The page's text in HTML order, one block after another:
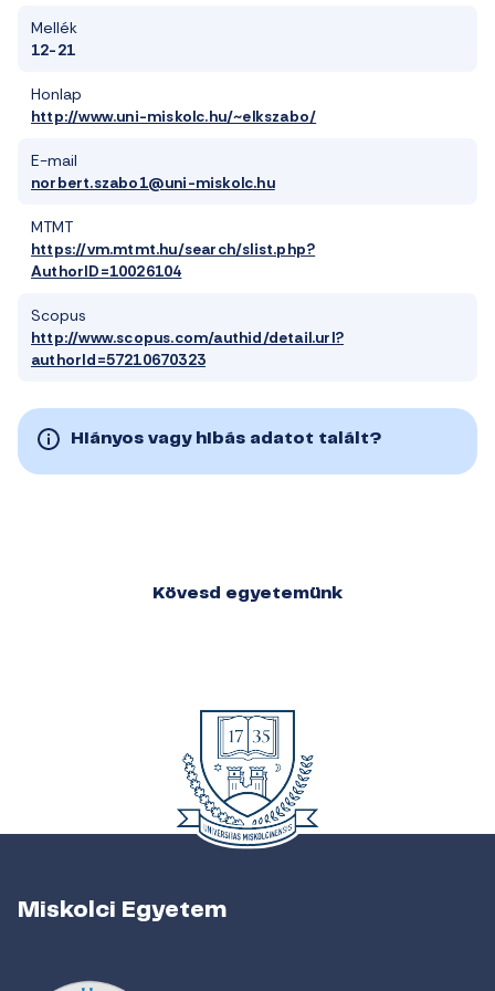
Mellék
12-21
Honlap
http://www.uni-miskolc.hu/~elkszabo/
E-mail
norbert.szabo1@uni-miskolc.hu
MTMT
https://vm.mtmt.hu/search/slist.php?
AuthorID=10026104
Scopus
http://www.scopus.com/authid/detail.url?
authorId=57210670323
Hiányos vagy hibás adatot talált?
Kövesd egyetemünk
Miskolci Egyetem